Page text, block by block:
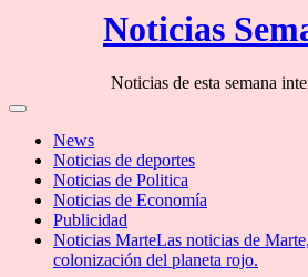
Noticias
Noticias de esta semana
Off
CanvasNews
Noticias de deportes
Noticias de Politica
Noticias de Economía
Publicidad
Noticias MarteLas noticias de
colonización del planeta rojo.